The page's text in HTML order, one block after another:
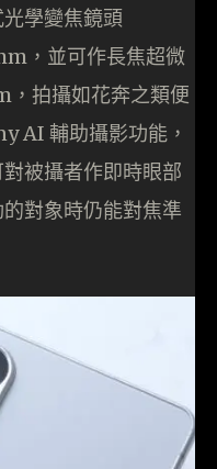
學變焦鏡頭
，並可作長焦超微
，拍攝如花奔之類便
AI 輔助攝影功能，
被攝者作即時眼部
對象時仍能對焦準